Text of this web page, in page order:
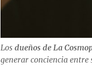
Los dueños de La
generar conciencia entre